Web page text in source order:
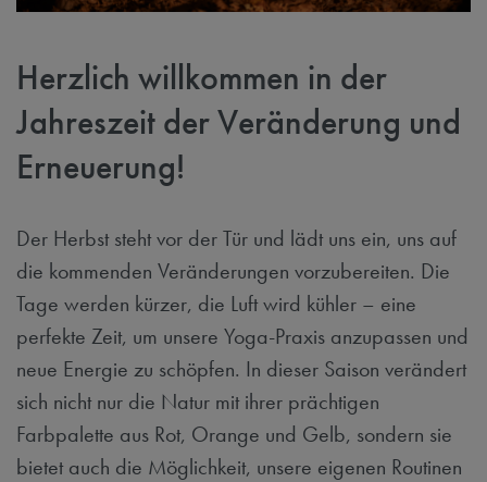
Herzlich willkommen in der
Jahreszeit der Veränderung und
Erneuerung!
Der Herbst steht vor der Tür und lädt uns ein, uns auf
die kommenden Veränderungen vorzubereiten. Die
Tage werden kürzer, die Luft wird kühler – eine
perfekte Zeit, um unsere Yoga-Praxis anzupassen und
neue Energie zu schöpfen. In dieser Saison verändert
sich nicht nur die Natur mit ihrer prächtigen
Farbpalette aus Rot, Orange und Gelb, sondern sie
bietet auch die Möglichkeit, unsere eigenen Routinen